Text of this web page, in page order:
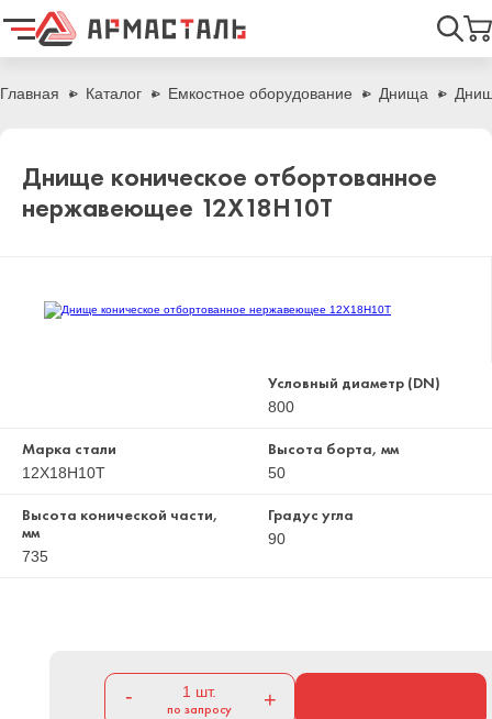
Главная Каталог Емкостное оборудование Днища
Днище коническое отбортованное
нержавеющее 12Х18Н10Т
Условный диаметр (DN)
800
Марка стали
12Х18Н10Т
Высота борта, мм
50
Высота конической части,
мм
735
Градус угла
90
- 1 шт.
по запросу
+